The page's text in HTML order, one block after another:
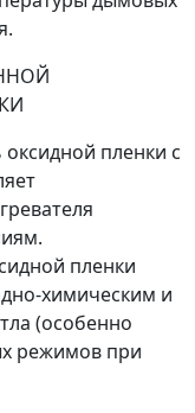
пленки с
пленки
химическим и
(особенно
режимов при